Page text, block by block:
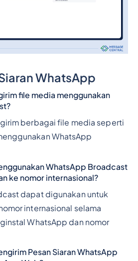
WhatsApp
file media menggunakan
berbagai file media seperti
WhatsApp
WhatsApp Broadcast
ke nomor internasional?
dapat digunakan untuk
internasional selama
WhatsApp dan nomor
Pesan Siaran WhatsApp